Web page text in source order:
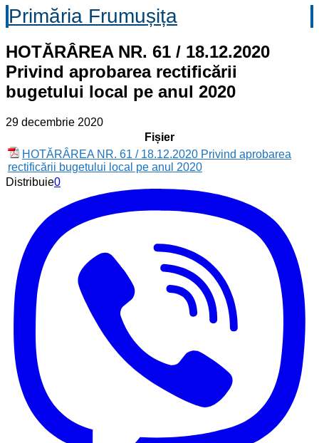
Primăria Frumușița
HOTĂRÂREA NR. 61 / 18.12.2020
Privind aprobarea rectificării
bugetului local pe anul 2020
29 decembrie 2020
Fișier
HOTĂRÂREA NR. 61 / 18.12.2020 Privind aprobarea
rectificării bugetului local pe anul 2020
Distribuie0